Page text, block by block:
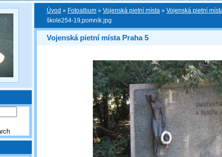
Úvod » Fotoalbum » Vojenská pietní místa » Vojenská pietní
škole254-19,pomník.jpg
Vojenská pietní místa Praha 5